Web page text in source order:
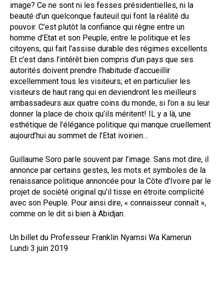
image? Ce ne sont ni les fesses présidentielles, ni la
beauté d’un quelconque fauteuil qui font la réalité du
pouvoir. C’est plutôt la confiance qui règne entre un
homme d’Etat et son Peuple, entre le politique et les
citoyens, qui fait l’assise durable des régimes excellents.
Et c’est dans l’intérêt bien compris d’un pays que ses
autorités doivent prendre l’habitude d’accueillir
excellemment tous les visiteurs, et en particulier les
visiteurs de haut rang qui en deviendront les meilleurs
ambassadeurs aux quatre coins du monde, si l’on a su leur
donner la place de choix qu’ils méritent! IL y a là, une
esthétique de l’élégance politique qui manque cruellement
aujourd’hui au sommet de l’Etat ivoirien…
Guillaume Soro parle souvent par l’image. Sans mot dire, il
annonce par certains gestes, les mots et symboles de la
renaissance politique annoncée pour la Côte d’Ivoire par le
projet de société original qu’il tisse en étroite complicité
avec son Peuple. Pour ainsi dire, « connaisseur connaît »,
comme on le dit si bien à Abidjan.
Un billet du Professeur Franklin Nyamsi Wa Kamerun
Lundi 3 juin 2019